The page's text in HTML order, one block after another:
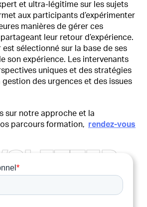
et ultra-légitime sur les sujets
aux participants d’expérimenter
manières de gérer ces
leur retour d’expérience.
sélectionné sur la base de ses
son expérience. Les intervenants
uniques et des stratégies
des urgences et des issues
sur notre approche et la
parcours formation, rendez-vous
SL ETTER